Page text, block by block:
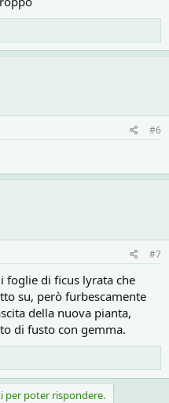
#6
#7
foglie di ficus lyrata che
su, però furbescamente
della nuova pianta,
di fusto con gemma.
per poter rispondere.